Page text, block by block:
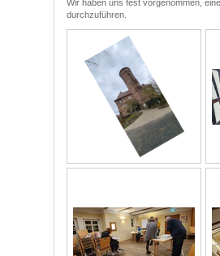
Wir haben uns fest vorgenommen,
durchzuführen.